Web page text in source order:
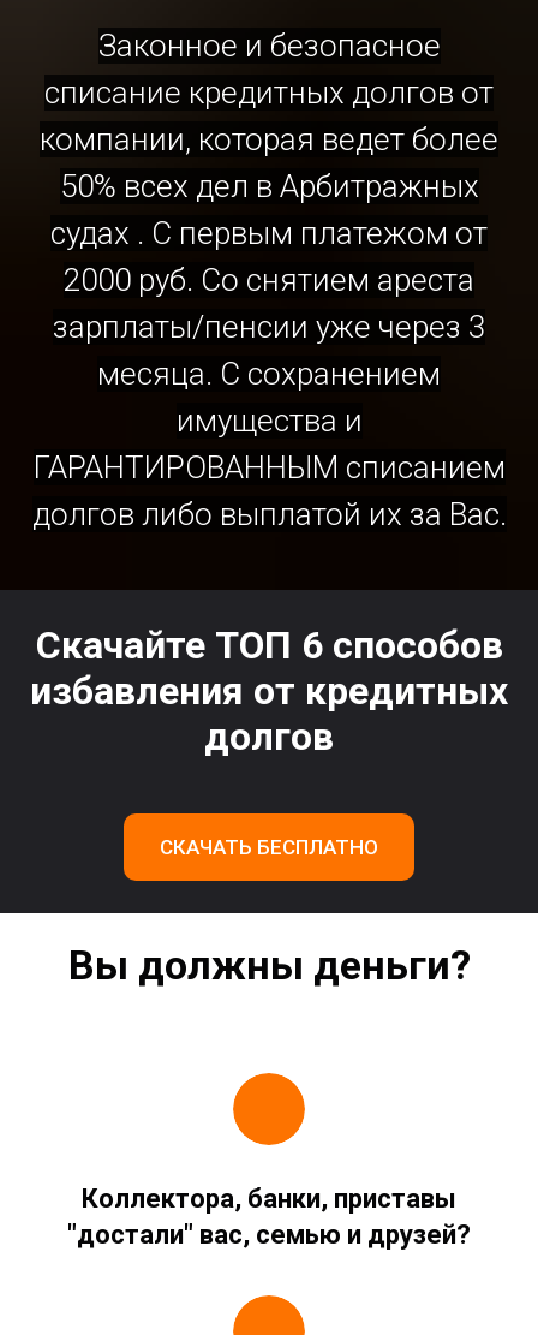
Законное и безопасное
списание кредитных долгов от
компании, которая ведет более
50% всех дел в Арбитражных
судах . С первым платежом от
2000 руб. Со снятием ареста
зарплаты/пенсии уже через 3
месяца. С сохранением
имущества и
ГАРАНТИРОВАННЫМ списанием
долгов либо выплатой их за Вас.
Скачайте ТОП 6 способов
избавления от кредитных
долгов
СКАЧАТЬ БЕСПЛАТНО
Вы должны деньги?
Коллектора, банки, приставы
"достали" вас, семью и друзей?